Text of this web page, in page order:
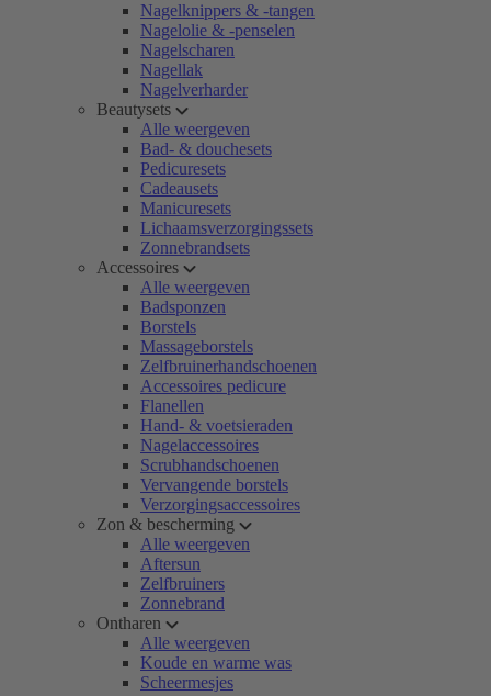
Nagelknippers & -tangen
Nagelolie & -penselen
Nagelscharen
Nagellak
Nagelverharder
Beautysets
Alle weergeven
Bad- & douchesets
Pedicuresets
Cadeausets
Manicuresets
Lichaamsverzorgingssets
Zonnebrandsets
Accessoires
Alle weergeven
Badsponzen
Borstels
Massageborstels
Zelfbruinerhandschoenen
Accessoires pedicure
Flanellen
Hand- & voetsieraden
Nagelaccessoires
Scrubhandschoenen
Vervangende borstels
Verzorgingsaccessoires
Zon & bescherming
Alle weergeven
Aftersun
Zelfbruiners
Zonnebrand
Ontharen
Alle weergeven
Koude en warme was
Scheermesjes